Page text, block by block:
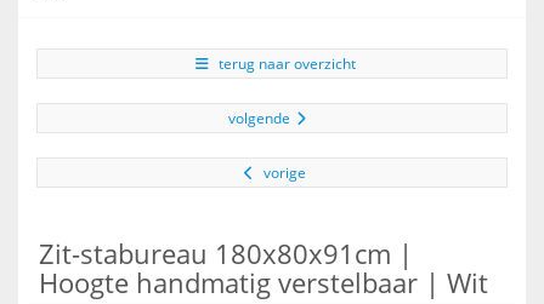
terug naar overzicht
volgende
vorige
Zit-stabureau 180x80x91cm |
Hoogte handmatig verstelbaar | Wit